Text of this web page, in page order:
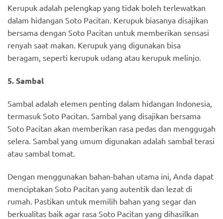
Kerupuk adalah pelengkap yang tidak boleh terlewatkan
dalam hidangan Soto Pacitan. Kerupuk biasanya disajikan
bersama dengan Soto Pacitan untuk memberikan sensasi
renyah saat makan. Kerupuk yang digunakan bisa
beragam, seperti kerupuk udang atau kerupuk melinjo.
5. Sambal
Sambal adalah elemen penting dalam hidangan Indonesia,
termasuk Soto Pacitan. Sambal yang disajikan bersama
Soto Pacitan akan memberikan rasa pedas dan menggugah
selera. Sambal yang umum digunakan adalah sambal terasi
atau sambal tomat.
Dengan menggunakan bahan-bahan utama ini, Anda dapat
menciptakan Soto Pacitan yang autentik dan lezat di
rumah. Pastikan untuk memilih bahan yang segar dan
berkualitas baik agar rasa Soto Pacitan yang dihasilkan